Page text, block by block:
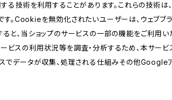
る技術を利用することがあります。これらの技術は
。Cookieを無効化されたいユーザーは、ウェブ
と、当ショップのサービスの一部の機能をご利用い
サービスの利用状況等を調査・分析するため、本
でデータが収集、処理される仕組みその他Google